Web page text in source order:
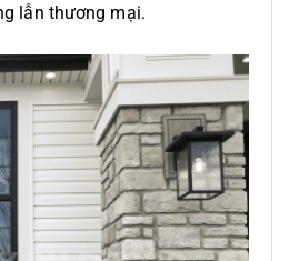
lẫn thương mại.